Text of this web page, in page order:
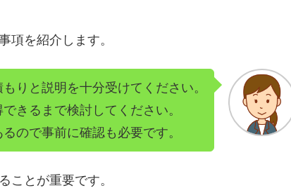
項を紹介します。
りと説明を十分受けてください。
きるまで検討してください。
ので事前に確認も必要です。
ことが重要です。